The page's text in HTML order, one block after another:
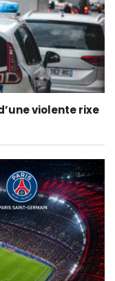
violente rixe